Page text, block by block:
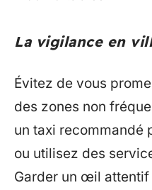
La vigilance en
Évitez de vous
des zones non
un taxi recommandé
ou utilisez des
Garder un œil attentif